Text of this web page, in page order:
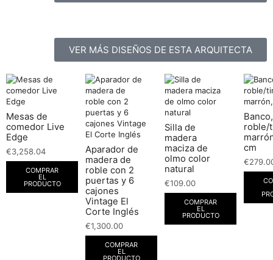
VER MÁS DISEÑOS DE ESTA ARQUITECTA
Mesas de
comedor Live
Edge
€3,258.04
COMPRAR
EL
PRODUCTO
Aparador de
madera de
roble con 2
puertas y 6
cajones
Vintage El
Corte Inglés
€1,300.00
COMPRAR
EL
PRODUCTO
Silla de
madera
maciza de
olmo color
natural
€109.00
COMPRAR
EL
PRODUCTO
roble/
cm
€